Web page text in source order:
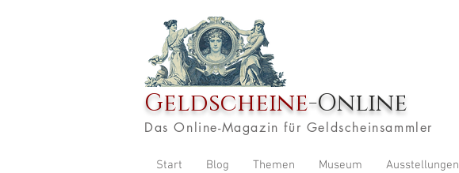
Geldscheine-Online
Das Online-Magazin für Geldscheinsammler
Start Blog Themen Museum Ausstellungen